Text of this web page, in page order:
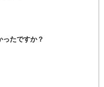
たですか？